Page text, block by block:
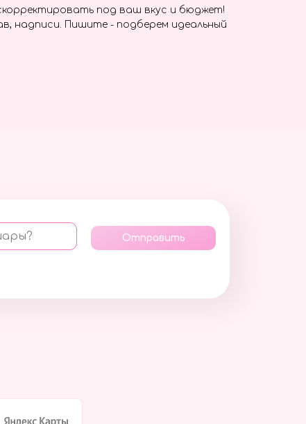
под ваш вкус и бюджет!
надписи. Пишите - подберем идеальный
Отправить